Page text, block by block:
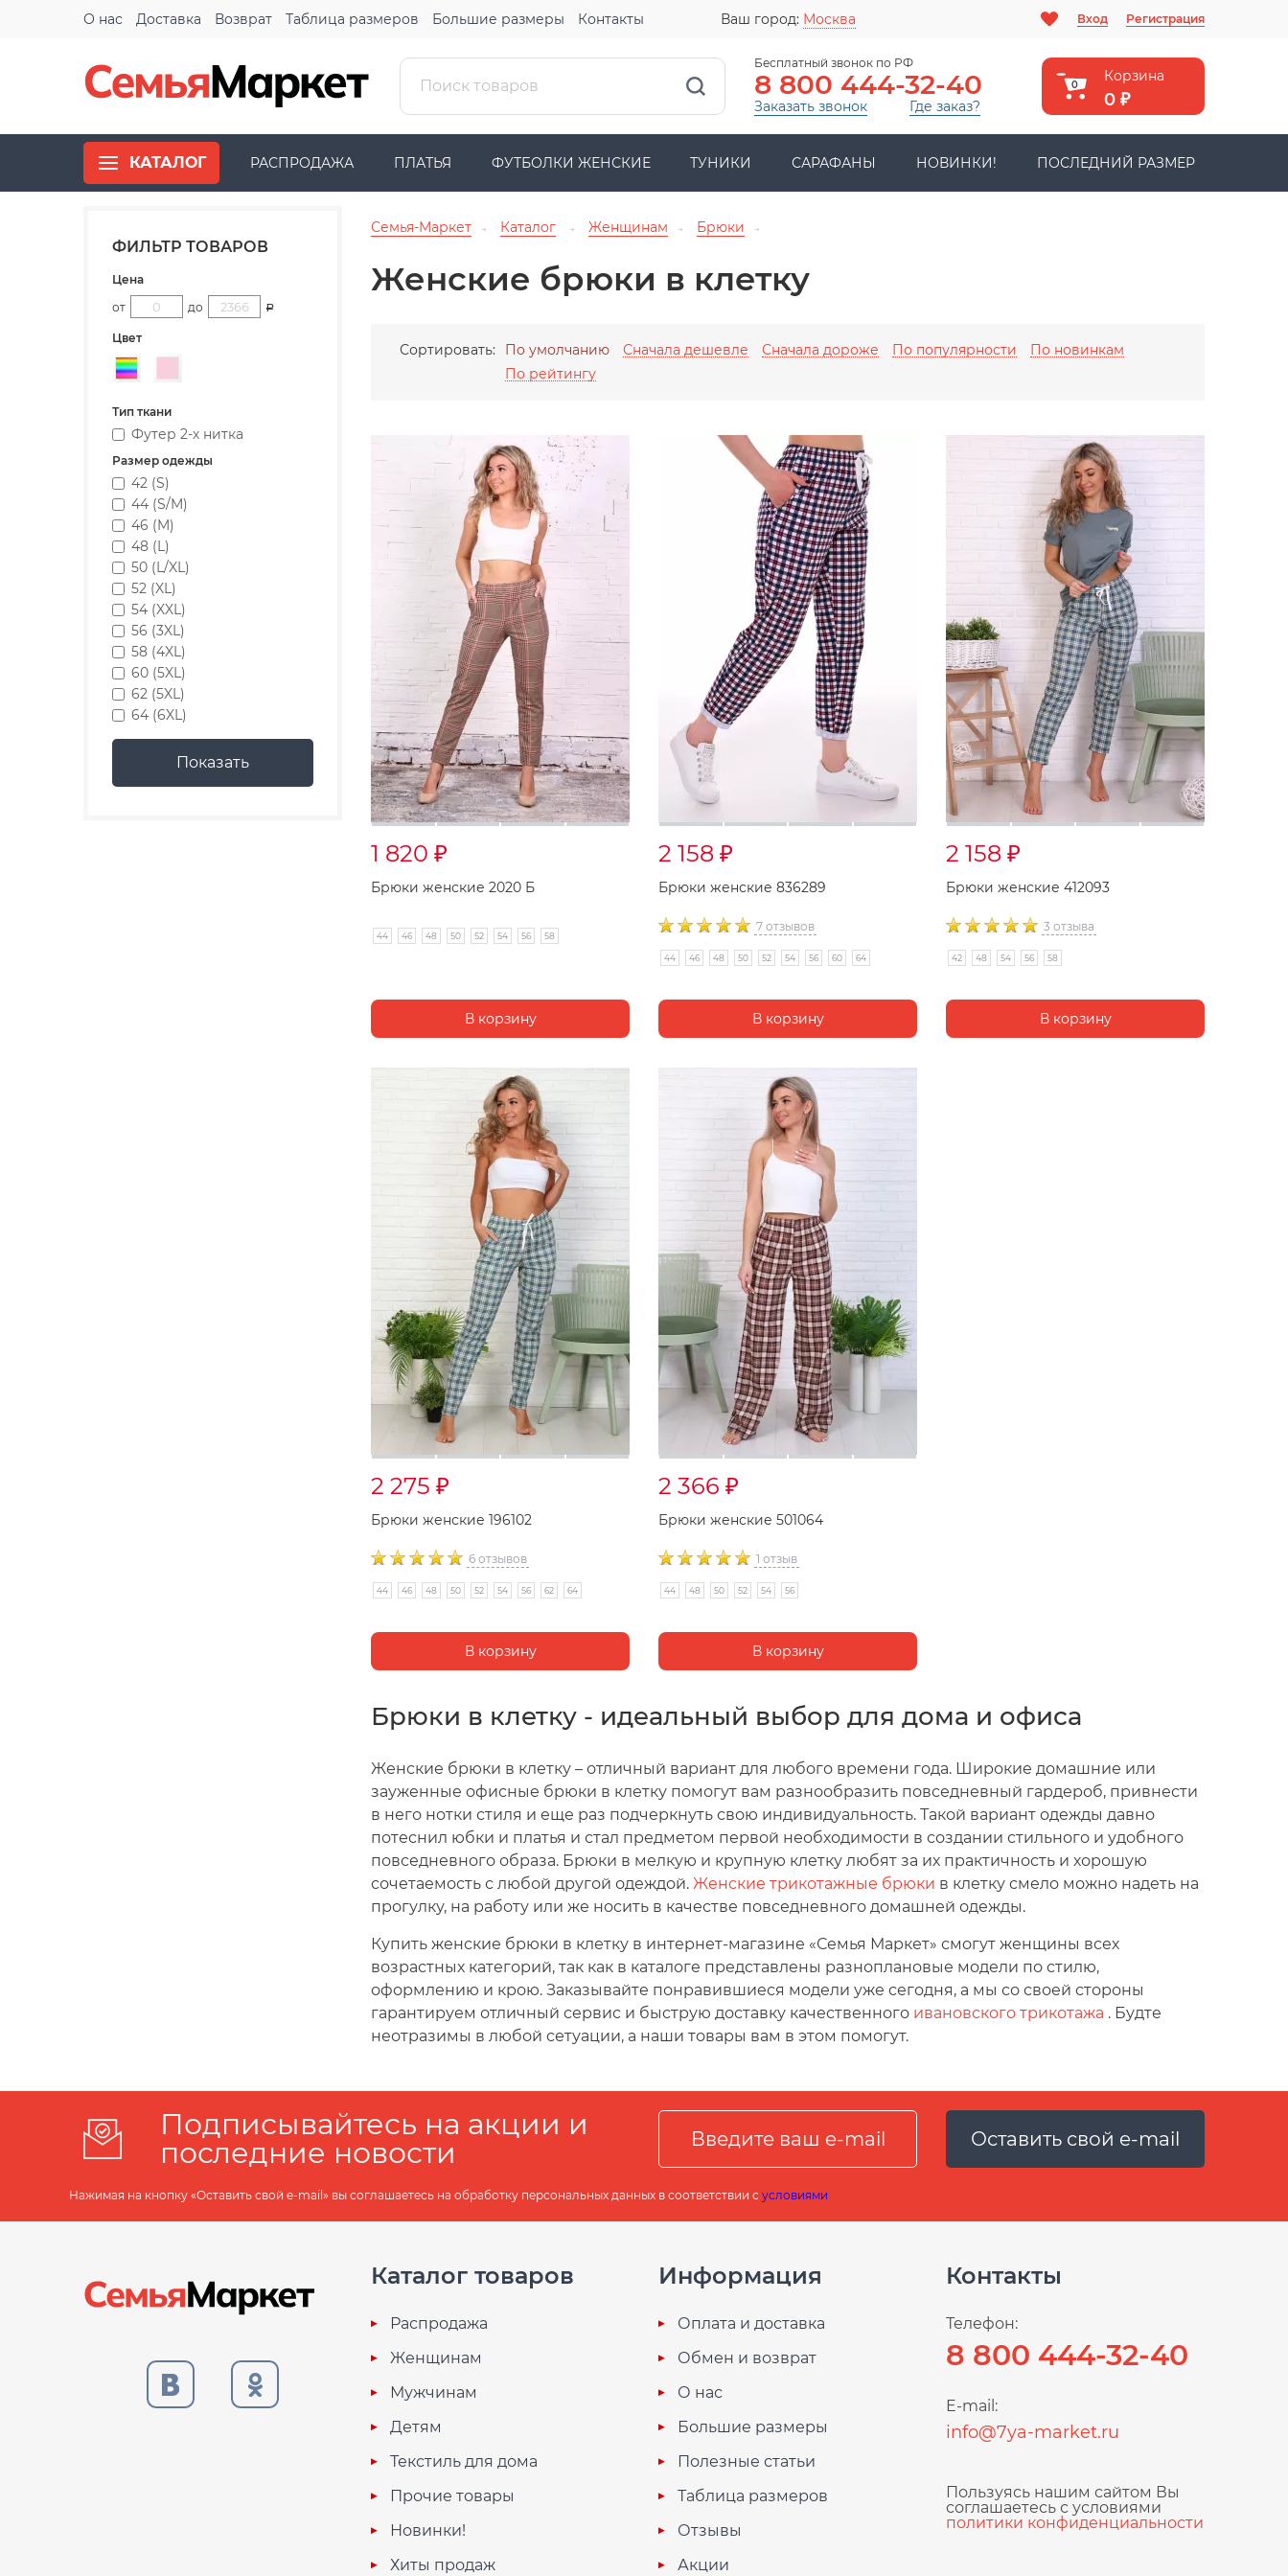
О нас Доставка Возврат Таблица размеров Большие размеры Контакты Ваш город: Москва Вход Регистрация
Бесплатный звонок по РФ
8 800 444-32-40
Заказать звонок Где заказ?
Корзина
0
0 ₽
КАТАЛОГ РАСПРОДАЖА ПЛАТЬЯ ФУТБОЛКИ ЖЕНСКИЕ ТУНИКИ САРАФАНЫ НОВИНКИ! ПОСЛЕДНИЙ РАЗМЕР
ФИЛЬТР ТОВАРОВ
Цена
от
до Р
Цвет
Разноцветный
Тип ткани
Футер 2-х нитка
Размер одежды
42 (S)
44 (S/M)
46 (M)
48 (L)
50 (L/XL)
52 (XL)
54 (XXL)
56 (3XL)
58 (4XL)
60 (5XL)
62 (5XL)
64 (6XL)
Семья-Маркет → Каталог → Женщинам → Брюки →
Женские брюки в клетку
Сортировать: По умолчанию Сначала дешевле Сначала дороже По популярности
По новинкам
По рейтингу
1 820 ₽
Брюки женские 2020 Б
44 46 48 50 52 54 56 58
2 158 ₽
Брюки женские 836289
7 отзывов
44 46 48 50 52 54 56 60 64
2 158 ₽
Брюки женские 412093
3 отзыва
42 48 54 56 58
2 275 ₽
Брюки женские 196102
6 отзывов
44 46 48 50 52 54 56 62 64
2 366 ₽
Брюки женские 501064
1 отзыв
44 48 50 52 54 56
Брюки в клетку - идеальный выбор для дома и офиса
Женские брюки в клетку – отличный вариант для любого времени года. Широкие домашние или
зауженные офисные брюки в клетку помогут вам разнообразить повседневный гардероб, привнести
в него нотки стиля и еще раз подчеркнуть свою индивидуальность. Такой вариант одежды давно
потеснил юбки и платья и стал предметом первой необходимости в создании стильного и удобного
повседневного образа. Брюки в мелкую и крупную клетку любят за их практичность и хорошую
сочетаемость с любой другой одеждой. Женские трикотажные брюки в клетку смело можно надеть на
прогулку, на работу или же носить в качестве повседневного домашней одежды.
Купить женские брюки в клетку в интернет-магазине «Семья Маркет» смогут женщины всех
возрастных категорий, так как в каталоге представлены разноплановые модели по стилю,
оформлению и крою. Заказывайте понравившиеся модели уже сегодня, а мы со своей стороны
гарантируем отличный сервис и быструю доставку качественного ивановского трикотажа . Будте
неотразимы в любой сетуации, а наши товары вам в этом помогут.
Подписывайтесь на акции и
последние новости
Оставить свой e-mail
Нажимая на кнопку «Оставить свой e-mail» вы соглашаетесь на обработку персональных данных в соответствии с условиями
Каталог товаров
Распродажа
Женщинам
Мужчинам
Детям
Текстиль для дома
Прочие товары
Новинки!
Хиты продаж
Информация
Оплата и доставка
Обмен и возврат
О нас
Большие размеры
Полезные статьи
Таблица размеров
Отзывы
Акции
Контакты
Телефон:
8 800 444-32-40
E-mail:
info@7ya-market.ru
Пользуясь нашим сайтом Вы
соглашаетесь с условиями
политики конфиденциальности